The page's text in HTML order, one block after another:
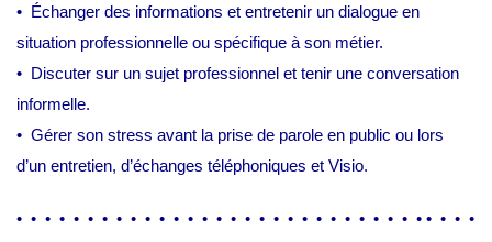
• Échanger des informations et entretenir un dialogue en
situation professionnelle ou spécifique à son métier.
• Discuter sur un sujet professionnel et tenir une conversation
informelle.
• Gérer son stress avant la prise de parole en public ou lors
d’un entretien, d’échanges téléphoniques et Visio.
• • • • • • • • • • • • • • • • • • • • • • • • • • • • • • • • •